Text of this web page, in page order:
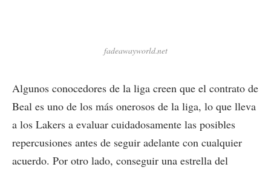
fadeawayworld.net
Algunos conocedores de la liga creen que el contrato de
Beal es uno de los más onerosos de la liga, lo que lleva
a los Lakers a evaluar cuidadosamente las posibles
repercusiones antes de seguir adelante con cualquier
acuerdo. Por otro lado, conseguir una estrella del